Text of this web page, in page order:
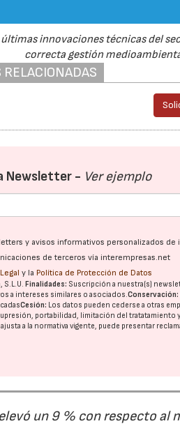
innovaciones técnicas del
correcta gestión
Newsletter - Ver ejemplo
y avisos informativos personalizados de
de terceros vía interempresas.net
y la Política de Protección de Datos
S.L.U. Finalidades: Suscripción a nuestra(s)
a intereses similares o asociados.Conservación:
Cesión: Los datos pueden cederse a otras
portabilidad, limitación del tratatamiento
a la normativa vigente, puede presentar
un 9 % con respecto al